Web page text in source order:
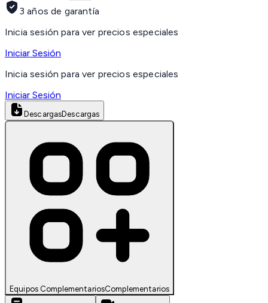
3 años de garantía
Inicia sesión para ver precios especiales
Iniciar Sesión
Inicia sesión para ver precios especiales
Iniciar Sesión
DescargasDescargas
Equipos ComplementariosComplementarios